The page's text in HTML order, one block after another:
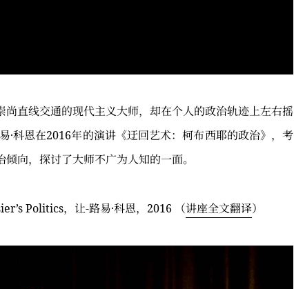
尚直线交通的现代主义大师，却在个人的政治轨迹上左右摇
·科恩在2016年的演讲《迂回艺术：柯布西耶的政治》，考
向，探讨了大师不广为人知的一面。
Politics，让-路易·科恩，2016 （讲座全文翻译）